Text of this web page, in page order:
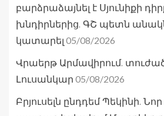
բարձրաձայնել է Սյունիքի
խնդիրներից. ԳՇ պետն
կատարել 05/08/2026
Վրաերթ Արմավիրում.
Լուսանկար 05/08/2026
Բրյուսելն ընդդեմ Պեկինի.